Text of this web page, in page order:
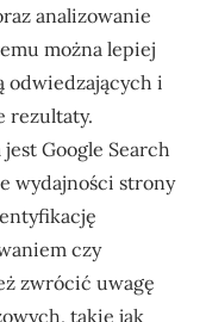
analizowanie
można lepiej
odwiedzających i
rezultaty.
Google Search
wydajności strony
czy
zwrócić uwagę
takie jak